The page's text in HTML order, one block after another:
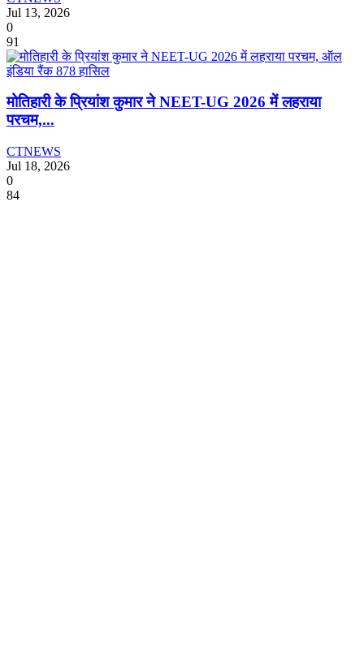
Jul 13, 2026
0
91
मोतिहारी के प्रियांश कुमार ने NEET-UG 2026 में लहराया
परचम,...
CTNEWS
Jul 18, 2026
0
84